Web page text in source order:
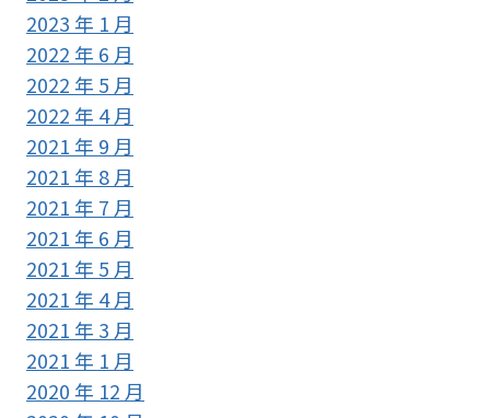
2023 年 1 月
2022 年 6 月
2022 年 5 月
2022 年 4 月
2021 年 9 月
2021 年 8 月
2021 年 7 月
2021 年 6 月
2021 年 5 月
2021 年 4 月
2021 年 3 月
2021 年 1 月
2020 年 12 月